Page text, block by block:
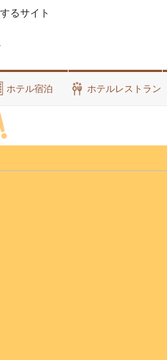
るサイト
ホテル宿泊 ホテルレストラン